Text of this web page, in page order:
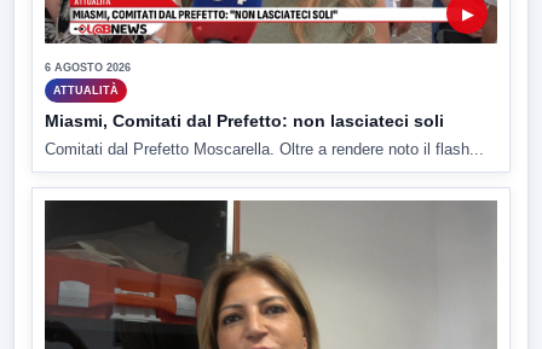
▶
6 AGOSTO 2026
ATTUALITÀ
Miasmi, Comitati dal Prefetto: non lasciateci soli
Comitati dal Prefetto Moscarella. Oltre a rendere noto il flash...